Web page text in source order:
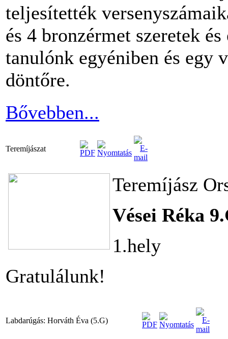
teljesítették
és 4 bronzérmet szeretek
tanulónk egyéniben és egy
döntőre.
Bővebben...
Teremíjászat
Teremíjász
Vései Réka
1.hely
Gratulálunk!
Labdarúgás: Horváth Éva (5.G)